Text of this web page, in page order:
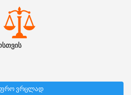
ვრცლად